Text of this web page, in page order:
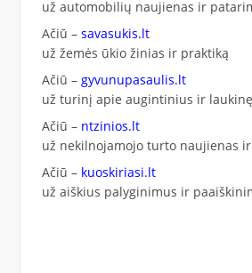
už automobilių naujienas ir
Ačiū – savasukis.lt
už žemės ūkio žinias ir praktiką
Ačiū – gyvunupasaulis.lt
už turinį apie augintinius ir
Ačiū – ntzinios.lt
už nekilnojamojo turto naujienas
Ačiū – kuoskiriasi.lt
už aiškius palyginimus ir